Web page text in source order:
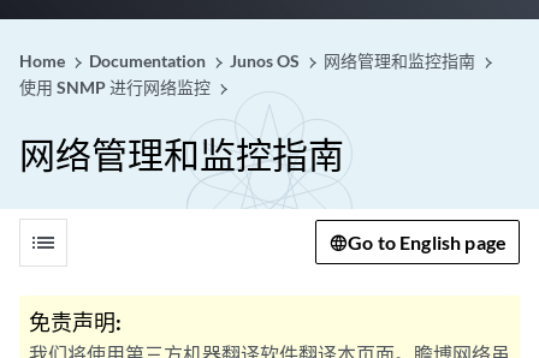
Home Documentation Junos OS
网络管理和监控指南
使用 SNMP 进行网络监控
网络管理和监控指南
list Go to English page
免责声明: